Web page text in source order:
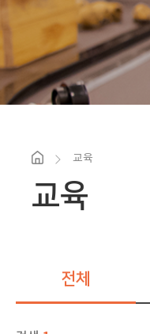
교육
교육
전체